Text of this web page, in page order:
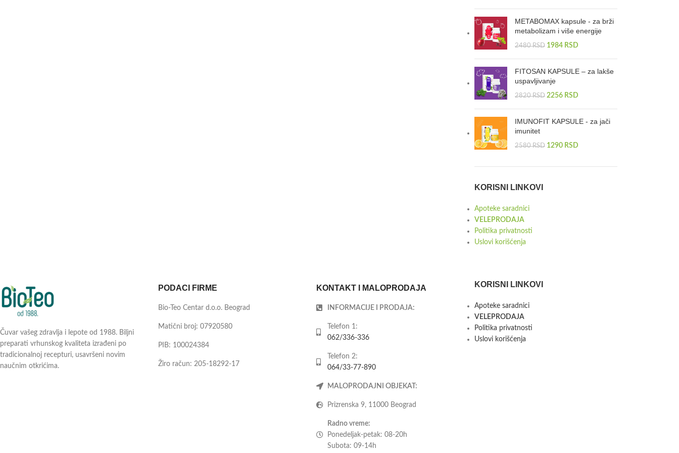
METABOMAX kapsule - za brži
metabolizam i više energije
2480RSD 1984 RSD
FITOSAN KAPSULE – za lakše
uspavljivanje
2820RSD 2256 RSD
IMUNOFIT KAPSULE - za jači
imunitet
2580RSD 1290 RSD
KORISNI LINKOVI
Apoteke saradnici
VELEPRODAJA
Politika privatnosti
Uslovi korišćenja
Čuvar vašeg zdravlja i lepote od 1988. Biljni
preparati vrhunskog kvaliteta izrađeni po
tradicionalnoj recepturi, usavršeni novim
naučnim otkrićima.
PODACI FIRME
Bio-Teo Centar d.o.o. Beograd
Matični broj: 07920580
PIB: 100024384
Žiro račun: 205-18292-17
KONTAKT I MALOPRODAJA
INFORMACIJE I PRODAJA:
Telefon 1:
062/336-336
Telefon 2:
064/33-77-890
MALOPRODAJNI OBJEKAT:
Prizrenska 9, 11000 Beograd
Radno vreme:
Ponedeljak-petak: 08-20h
Subota: 09-14h
KORISNI LINKOVI
Apoteke saradnici
VELEPRODAJA
Politika privatnosti
Uslovi korišćenja